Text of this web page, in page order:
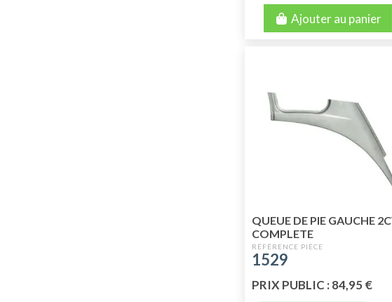
Ajouter au panier
QUEUE DE PIE GAUCHE
COMPLETE
1529
PRIX PUBLIC : 84,95 €